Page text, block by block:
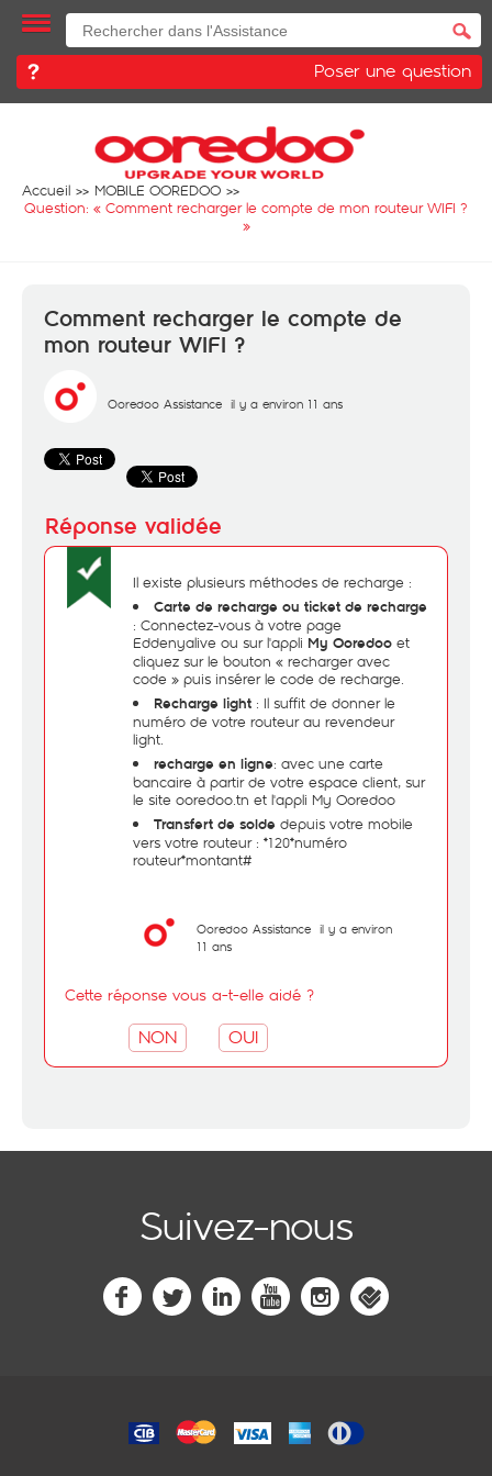
Poser une question
Accueil
MOBILE OOREDOO
Question: « Comment recharger le compte de mon routeur WIFI ?
»
Comment recharger le compte de
mon routeur WIFI ?
Ooredoo Assistance il y a environ 11 ans
Il existe plusieurs méthodes de recharge :
Carte de recharge ou ticket de recharge
: Connectez-vous à votre page
Eddenyalive ou sur l'appli My Ooredoo et
cliquez sur le bouton « recharger avec
code » puis insérer le code de recharge.
Recharge light : Il suffit de donner le
numéro de votre routeur au revendeur
light.
recharge en ligne: avec une carte
bancaire à partir de votre espace client, sur
le site ooredoo.tn et l'appli My Ooredoo
Transfert de solde depuis votre mobile
vers votre routeur : *120*numéro
routeur*montant#
Ooredoo Assistance il y a environ
11 ans
Cette réponse vous a-t-elle aidé ?
NON OUI
Suivez-nous